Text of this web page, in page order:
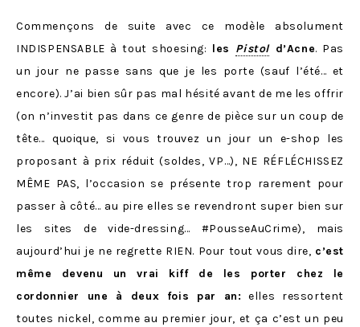
Commençons de suite avec ce modèle absolument
INDISPENSABLE à tout shoesing: les Pistold’Acne. Pas
un jour ne passe sans que je les porte (sauf l’été… et
encore). J’ai bien sûr pas mal hésité avant de me les offrir
(on n’investit pas dans ce genre de pièce sur un coup de
tête… quoique, si vous trouvez un jour un e-shop les
proposant à prix réduit (soldes, VP…), NE RÉFLÉCHISSEZ
MÊME PAS, l’occasion se présente trop rarement pour
passer à côté… au pire elles se revendront super bien sur
les sites de vide-dressing… #PousseAuCrime), mais
aujourd’hui je ne regrette RIEN. Pour tout vous dire, c’est
même devenu un vrai kiff de les porter chez le
cordonnier une à deux fois par an: elles ressortent
toutes nickel, comme au premier jour, et ça c’est un peu